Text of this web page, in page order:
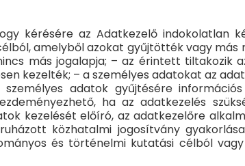
kérésére az Adatkezelő indokolatlan
amelyből azokat gyűjtötték vagy
más jogalapja; – az érintett tiltakozik
kezelték; – a személyes adatokat az
adatok gyűjtésére információs
ha az adatkezelés
kezelését előíró, az adatkezelőre
közhatalmi jogosítvány
és történelmi kutatási célból